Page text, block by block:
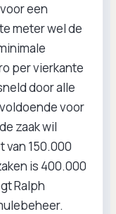
een
meter wel de
per vierkante
door alle
voor
zaak wil
van 150.000
is 400.000
Ralph